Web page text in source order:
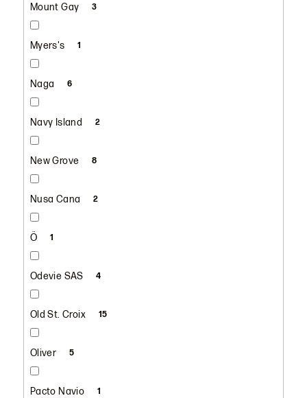
Mount Gay 3
Myers's 1
Naga 6
Navy Island 2
New Grove 8
Nusa Cana 2
Ö 1
Odevie SAS 4
Old St. Croix 15
Oliver 5
Pacto Navio 1